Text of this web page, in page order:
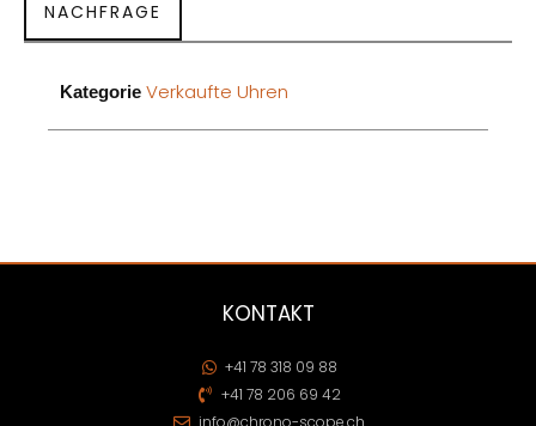
NACHFRAGE
Kategorie Verkaufte Uhren
KONTAKT
+41 78 318 09 88
+41 78 206 69 42
info@chrono-scope.ch